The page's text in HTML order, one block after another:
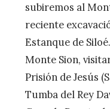
subiremos al
reciente
Estanque de
Monte Sion,
Prisión de Jesús
Tumba del Rey